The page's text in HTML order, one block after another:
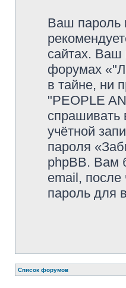
Ваш пароль
сайтах. Ваш
форумах
в тайне, ни
"PEOPLE
спрашивать
учётной
пароля
phpBB. Вам
email, после
пароль для
Список форумов